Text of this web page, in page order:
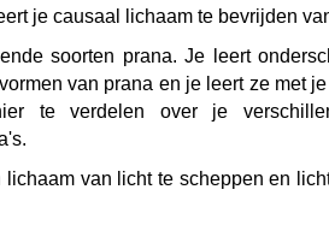
je causaal lichaam te bevrijden
soorten prana. Je leert
van prana en je leert ze met
te verdelen over je
lichaam van licht te scheppen en